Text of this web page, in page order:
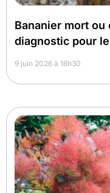
Bananier mort ou
diagnostic pour
9 juin 2026 à 16h30